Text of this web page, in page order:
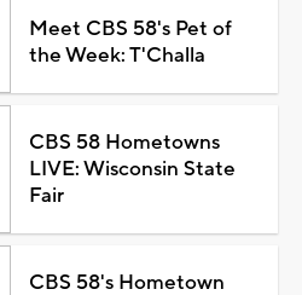
Meet CBS 58's Pet of
the Week: T'Challa
CBS 58 Hometowns
LIVE: Wisconsin State
Fair
CBS 58's Hometown